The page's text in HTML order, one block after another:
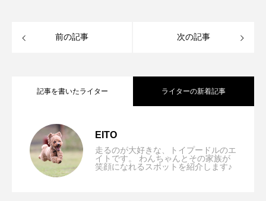
前の記事 次の記事
記事を書いたライター ライターの新着記事
EITO
走るのが大好きな、トイプードルのエ
イトです。 わんちゃんとその家族が
笑顔になれるスポットを紹介します♪
2024.10.07 【兵庫/神戸市】Dogsalon&cafe
Noce（ノーチェ）「おしゃれな店内で飼
2024.08.16 【兵庫県/神戸市】Dog Friendly JEWEL